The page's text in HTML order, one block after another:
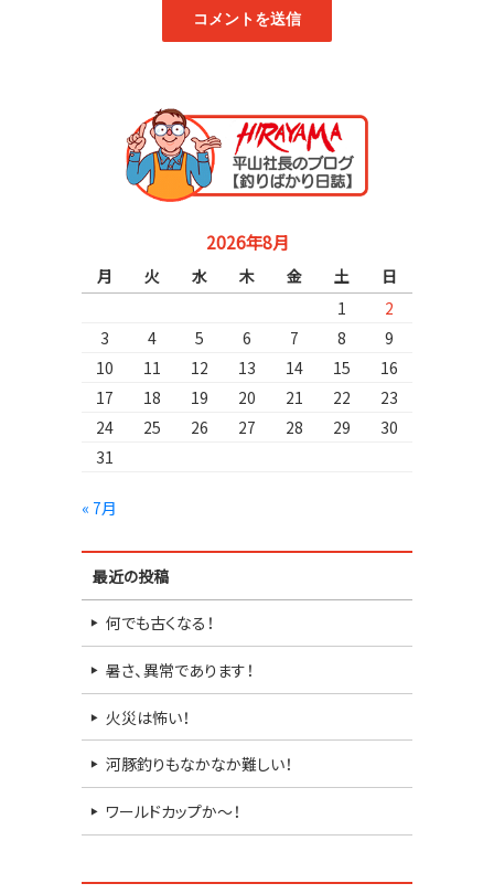
2026年8月
月 火 水 木 金 土
日
1
2
3
4 5 6 7 8
9
10
11 12 13 14 15
16
17
18 19 20 21 22
23
24
25 26 27 28 29
30
31
« 7月
最近の投稿
何でも古くなる！
暑さ、異常であります！
火災は怖い！
河豚釣りもなかなか難しい！
ワールドカップか～！